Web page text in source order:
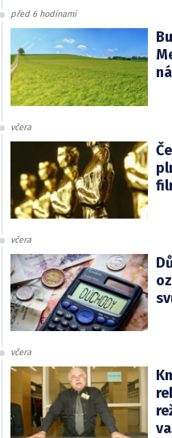
před 6 hodinami
včera
včera
včera